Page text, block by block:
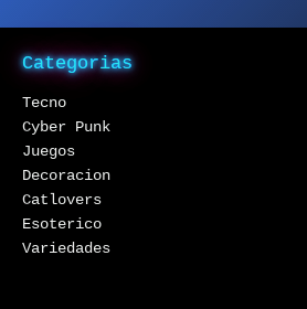
Categorias
Tecno
Cyber Punk
Juegos
Decoracion
Catlovers
Esoterico
Variedades